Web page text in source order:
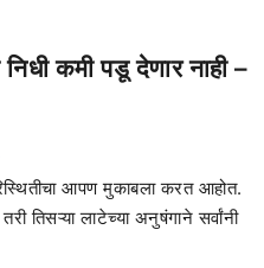
निधी कमी पडू देणार नाही –
आपण मुकाबला करत आहोत.
तिसऱ्या लाटेच्या अनुषंगाने सर्वांनी